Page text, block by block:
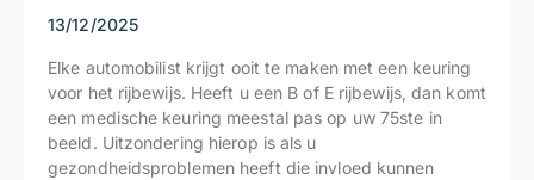
13/12/2025
Elke automobilist krijgt ooit te maken met een keuring
voor het rijbewijs. Heeft u een B of E rijbewijs, dan komt
een medische keuring meestal pas op uw 75ste in
beeld. Uitzondering hierop is als u
gezondheidsproblemen heeft die invloed kunnen